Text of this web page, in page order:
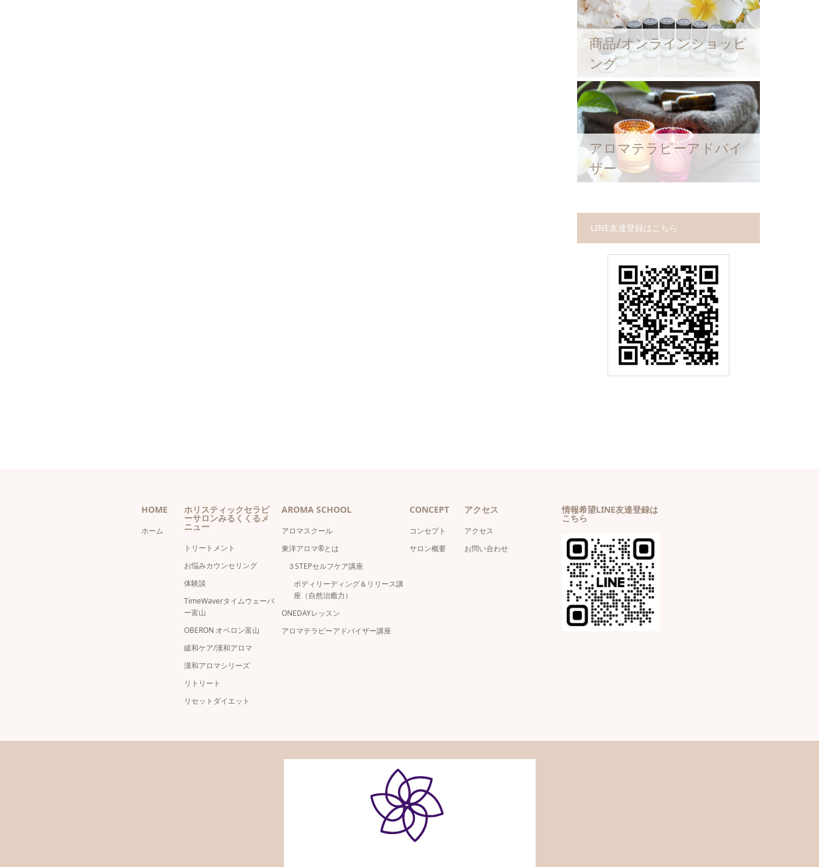
商品/オンラインショッピ
ング
アロマテラピーアドバイ
ザー
LINE友達登録はこちら
HOME
ホーム
ホリスティックセラピ
ーサロンみるくくるメ
ニュー
トリートメント
お悩みカウンセリング
体験談
TimeWaverタイムウェーバ
ー富山
OBERON オベロン富山
緩和ケア/漢和アロマ
漢和アロマシリーズ
リトリート
リセットダイエット
AROMA SCHOOL
アロマスクール
東洋アロマ®とは
３STEPセルフケア講座
ボディリーディング＆リリース講
座（自然治癒力）
ONEDAYレッスン
アロマテラピーアドバイザー講座
CONCEPT
コンセプト
サロン概要
アクセス
アクセス
お問い合わせ
情報希望LINE友達登録は
こちら